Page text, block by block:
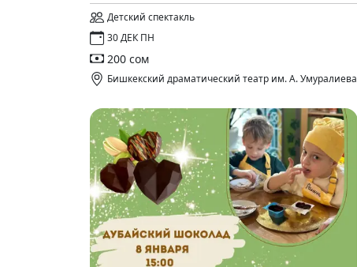
Детский спектакль
30 ДЕК ПН
200 сом
Бишкекский драматический театр им. А. Умуралиева